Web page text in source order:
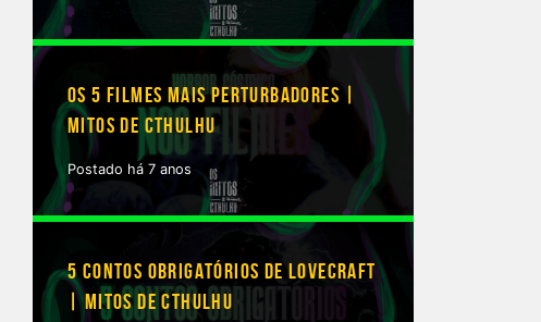
OS 5 FILMES MAIS PERTURBADORES |
MITOS DE CTHULHU
Postado há 7 anos
5 CONTOS OBRIGATÓRIOS DE LOVECRAFT
| MITOS DE CTHULHU